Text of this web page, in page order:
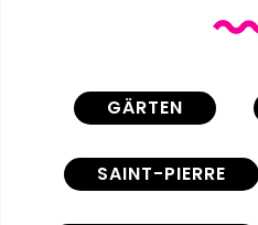
GÄRTEN
SAINT-PIERRE